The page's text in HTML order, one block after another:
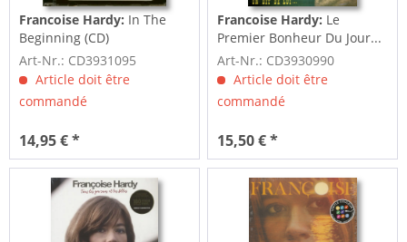
Francoise Hardy: In The
Beginning (CD)
Art-Nr.: CD3931095
Article doit être
commandé
14,95 € *
Francoise Hardy: Le
Premier Bonheur Du Jour...
plus
Art-Nr.: CD3930990
Article doit être
commandé
15,50 € *